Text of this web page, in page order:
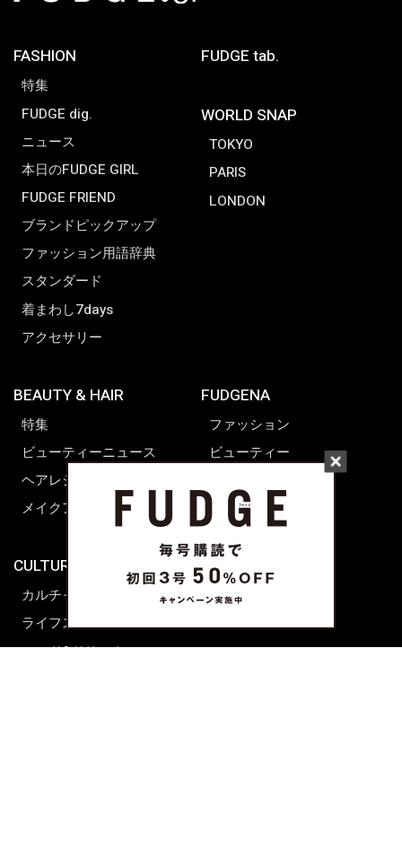
FASHION
特集
FUDGE dig.
ニュース
本日のFUDGE GIRL
FUDGE FRIEND
ブランドピックアップ
ファッション用語辞典
スタンダード
着まわし7days
アクセサリー
FUDGE tab.
WORLD SNAP
TOKYO
PARIS
LONDON
BEAUTY & HAIR
特集
ビューティーニュース
ヘアレシピ ストーリーズ
メイクアップティップス
CULTURE & LIFE
カルチャー
ライフスタイル
フード&ドリンク
FUDGENA
ファッション
ビューティー
ライフスタイル